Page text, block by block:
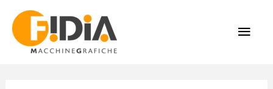
Zum
Inhalt
springen